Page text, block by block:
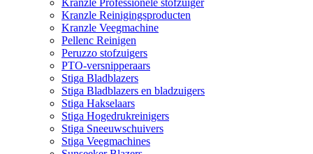
Kranzle Reinigingsproducten
Kranzle Veegmachine
Pellenc Reinigen
Peruzzo stofzuigers
PTO-versnipperaars
Stiga Bladblazers
Stiga Bladblazers en bladzuigers
Stiga Hakselaars
Stiga Hogedrukreinigers
Stiga Sneeuwschuivers
Stiga Veegmachines